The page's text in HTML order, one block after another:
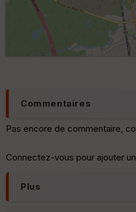
Commentaires
Pas encore de commentaire,
Connectez-vous pour ajouter
Plus